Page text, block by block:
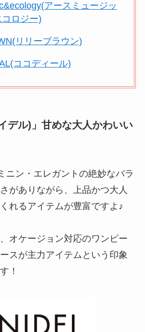
アースミュージッ
ロジー)
リリーブラウン)
ココディール)
デル)」甘めな大人かわいい
ニン・エレガントの絶妙なバラ
がありながら、上品かつ大人
れるアイテムが豊富ですよ♪
オケージョン対応のワンピー
スが主力アイテムという印象
！